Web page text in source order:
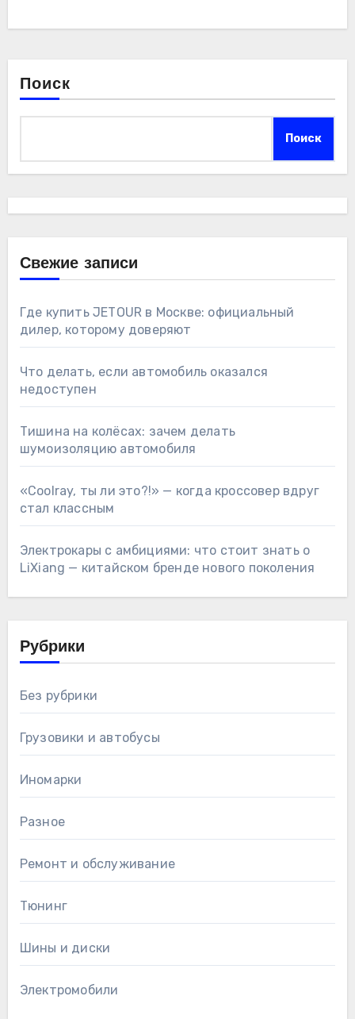
Поиск
Поиск
Свежие записи
Где купить JETOUR в Москве: официальный
дилер, которому доверяют
Что делать, если автомобиль оказался
недоступен
Тишина на колёсах: зачем делать
шумоизоляцию автомобиля
«Coolray, ты ли это?!» — когда кроссовер вдруг
стал классным
Электрокары с амбициями: что стоит знать о
LiXiang — китайском бренде нового поколения
Рубрики
Без рубрики
Грузовики и автобусы
Иномарки
Разное
Ремонт и обслуживание
Тюнинг
Шины и диски
Электромобили